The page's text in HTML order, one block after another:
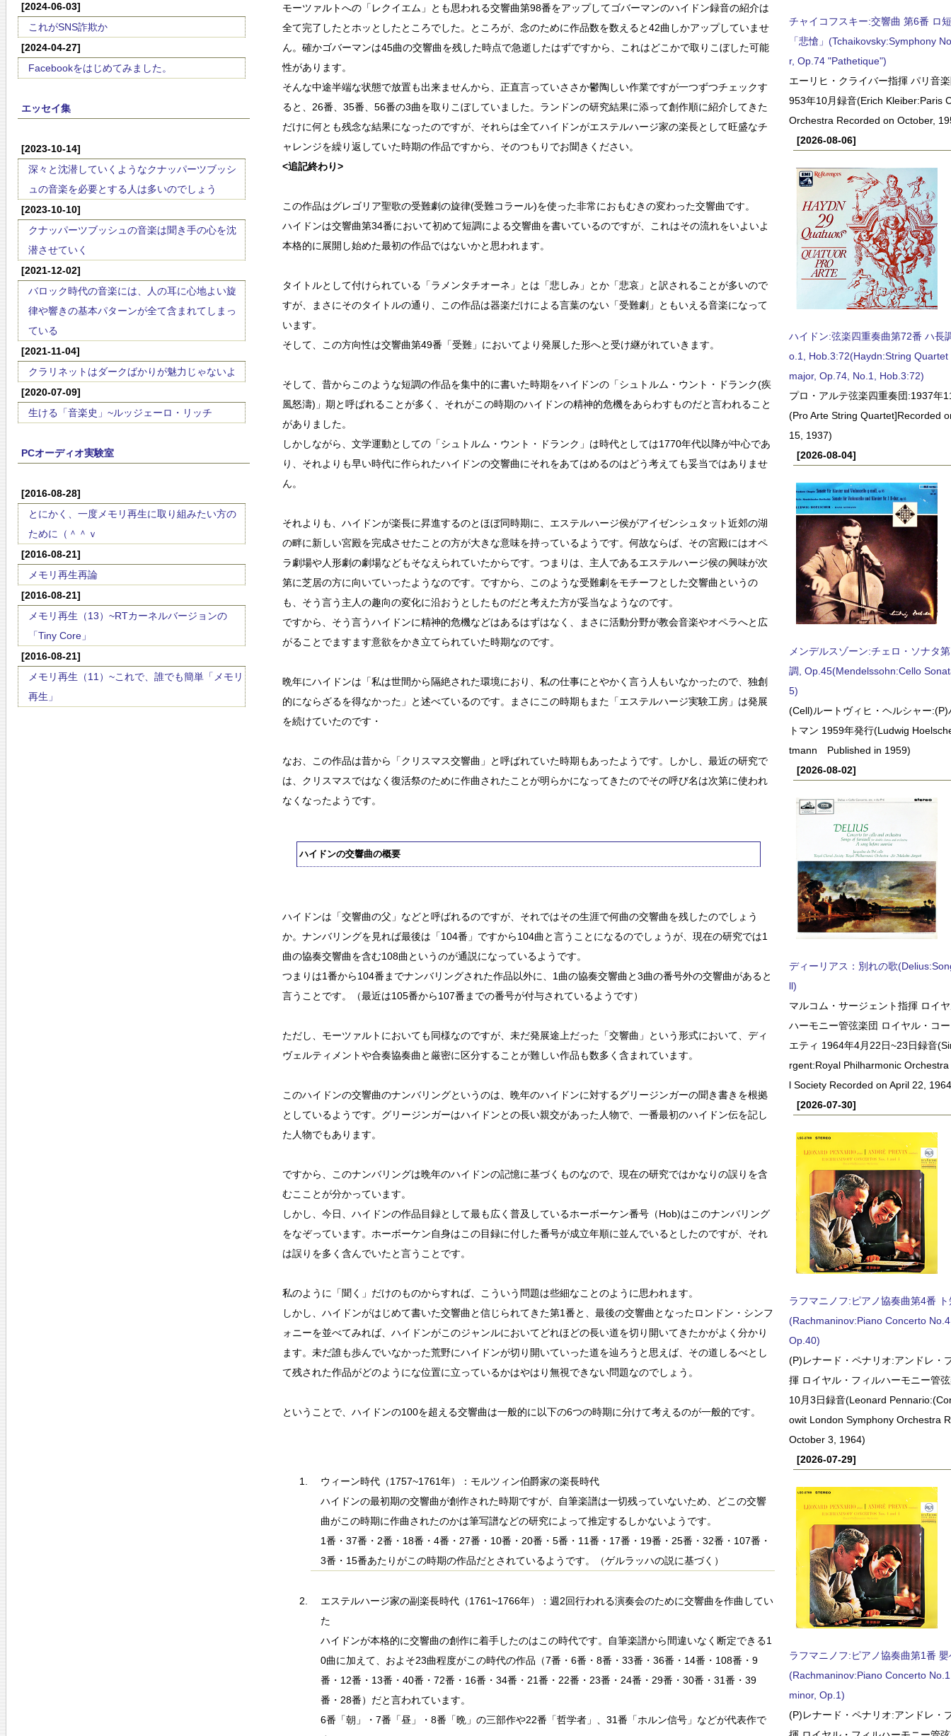
[2024-06-03]
これがSNS詐欺か
[2024-04-27]
Facebookをはじめてみました。
エッセイ集
[2023-10-14]
深々と沈潜していくようなクナッパーツブッシ
ュの音楽を必要とする人は多いのでしょう
[2023-10-10]
クナッパーツブッシュの音楽は聞き手の心を沈
潜させていく
[2021-12-02]
バロック時代の音楽には、人の耳に心地よい旋
律や響きの基本パターンが全て含まれてしまっ
ている
[2021-11-04]
クラリネットはダークばかりが魅力じゃないよ
[2020-07-09]
生ける「音楽史」~ルッジェーロ・リッチ
PCオーディオ実験室
[2016-08-28]
とにかく、一度メモリ再生に取り組みたい方の
ために（＾＾ｖ
[2016-08-21]
メモリ再生再論
[2016-08-21]
メモリ再生（13）~RTカーネルバージョンの
「Tiny Core」
[2016-08-21]
メモリ再生（11）~これで、誰でも簡単「メモリ
再生」
モーツァルトへの「レクイエム」とも思われる交響曲第98番をアップしてゴバーマンのハイドン録音の紹介は
全て完了したとホッとしたところでした。ところが、念のために作品数を数えると42曲しかアップしていませ
ん。確かゴバーマンは45曲の交響曲を残した時点で急逝したはずですから、これはどこかで取りこぼした可能
性があります。
そんな中途半端な状態で放置も出来ませんから、正直言っていささか鬱陶しい作業ですが一つずつチェックす
ると、26番、35番、56番の3曲を取りこぼしていました。ランドンの研究結果に添って創作順に紹介してきた
だけに何とも残念な結果になったのですが、それらは全てハイドンがエステルハージ家の楽長として旺盛なチ
ャレンジを繰り返していた時期の作品ですから、そのつもりでお聞きください。
<追記終わり>
この作品はグレゴリア聖歌の受難劇の旋律(受難コラール)を使った非常におもむきの変わった交響曲です。
ハイドンは交響曲第34番において初めて短調による交響曲を書いているのですが、これはその流れをいよいよ
本格的に展開し始めた最初の作品ではないかと思われます。
タイトルとして付けられている「ラメンタチオーネ」とは「悲しみ」とか「悲哀」と訳されることが多いので
すが、まさにそのタイトルの通り、この作品は器楽だけによる言葉のない「受難劇」ともいえる音楽になって
います。
そして、この方向性は交響曲第49番「受難」においてより発展した形へと受け継がれていきます。
そして、昔からこのような短調の作品を集中的に書いた時期をハイドンの「シュトルム・ウント・ドランク(疾
風怒濤)」期と呼ばれることが多く、それがこの時期のハイドンの精神的危機をあらわすものだと言われること
がありました。
しかしながら、文学運動としての「シュトルム・ウント・ドランク」は時代としては1770年代以降が中心であ
り、それよりも早い時代に作られたハイドンの交響曲にそれをあてはめるのはどう考えても妥当ではありませ
ん。
それよりも、ハイドンが楽長に昇進するのとほぼ同時期に、エステルハージ侯がアイゼンシュタット近郊の湖
の畔に新しい宮殿を完成させたことの方が大きな意味を持っているようです。何故ならば、その宮殿にはオペ
ラ劇場や人形劇の劇場などもそなえられていたからです。つまりは、主人であるエステルハージ侯の興味が次
第に芝居の方に向いていったようなのです。ですから、このような受難劇をモチーフとした交響曲というの
も、そう言う主人の趣向の変化に沿おうとしたものだと考えた方が妥当なようなのです。
ですから、そう言うハイドンに精神的危機などはあるはずはなく、まさに活動分野が教会音楽やオペラへと広
がることでますます意欲をかき立てられていた時期なのです。
晩年にハイドンは「私は世間から隔絶された環境におり、私の仕事にとやかく言う人もいなかったので、独創
的にならざるを得なかった」と述べているのです。まさにこの時期もまた「エステルハージ実験工房」は発展
を続けていたのです・
なお、この作品は昔から「クリスマス交響曲」と呼ばれていた時期もあったようです。しかし、最近の研究で
は、クリスマスではなく復活祭のために作曲されたことが明らかになってきたのでその呼び名は次第に使われ
なくなったようです。
ハイドンの交響曲の概要
ハイドンは「交響曲の父」などと呼ばれるのですが、それではその生涯で何曲の交響曲を残したのでしょう
か。ナンバリングを見れば最後は「104番」ですから104曲と言うことになるのでしょうが、現在の研究では1
曲の協奏交響曲を含む108曲というのが通説になっているようです。
つまりは1番から104番までナンバリングされた作品以外に、1曲の協奏交響曲と3曲の番号外の交響曲があると
言うことです。（最近は105番から107番までの番号が付与されているようです）
ただし、モーツァルトにおいても同様なのですが、未だ発展途上だった「交響曲」という形式において、ディ
ヴェルティメントや合奏協奏曲と厳密に区分することが難しい作品も数多く含まれています。
このハイドンの交響曲のナンバリングというのは、晩年のハイドンに対するグリージンガーの聞き書きを根拠
としているようです。グリージンガーはハイドンとの長い親交があった人物で、一番最初のハイドン伝を記し
た人物でもあります。
ですから、このナンバリングは晩年のハイドンの記憶に基づくものなので、現在の研究ではかなりの誤りを含
むこことが分かっています。
しかし、今日、ハイドンの作品目録として最も広く普及しているホーボーケン番号（Hob)はこのナンバリング
をなぞっています。ホーボーケン自身はこの目録に付した番号が成立年順に並んでいるとしたのですが、それ
は誤りを多く含んでいたと言うことです。
私のように「聞く」だけのものからすれば、こういう問題は些細なことのように思われます。
しかし、ハイドンがはじめて書いた交響曲と信じられてきた第1番と、最後の交響曲となったロンドン・シンフ
ォニーを並べてみれば、ハイドンがこのジャンルにおいてどれほどの長い道を切り開いてきたかがよく分かり
ます。未だ誰も歩んでいなかった荒野にハイドンが切り開いていった道を辿ろうと思えば、その道しるべとし
て残された作品がどのようにな位置に立っているかはやはり無視できない問題なのでしょう。
ということで、ハイドンの100を超える交響曲は一般的に以下の6つの時期に分けて考えるのが一般的です。
ウィーン時代（1757~1761年）：モルツィン伯爵家の楽長時代
ハイドンの最初期の交響曲が創作された時期ですが、自筆楽譜は一切残っていないため、どこの交響
曲がこの時期に作曲されたのかは筆写譜などの研究によって推定するしかないようです。
1番・37番・2番・18番・4番・27番・10番・20番・5番・11番・17番・19番・25番・32番・107番・
3番・15番あたりがこの時期の作品だとされているようです。（ゲルラッハの説に基づく）
エステルハージ家の副楽長時代（1761~1766年）：週2回行われる演奏会のために交響曲を作曲してい
た
ハイドンが本格的に交響曲の創作に着手したのはこの時代です。自筆楽譜から間違いなく断定できる1
0曲に加えて、およそ23曲程度がこの時代の作品（7番・6番・8番・33番・36番・14番・108番・9
番・12番・13番・40番・72番・16番・34番・21番・22番・23番・24番・29番・30番・31番・39
番・28番）だと言われています。
6番「朝」・7番「昼」・8番「晩」の三部作や22番「哲学者」、31番「ホルン信号」などが代表作で
チャイコフスキー:交響曲 第6番 ロ
「悲愴」(Tchaikovsky:Symphony
r, Op.74 "Pathetique")
エーリヒ・クライバー指揮 パリ音
953年10月録音(Erich Kleiber:Paris
Orchestra Recorded on October,
[2026-08-06]
ハイドン:弦楽四重奏曲第72番 ハ長
o.1, Hob.3:72(Haydn:String Quartet
major, Op.74, No.1, Hob.3:72)
プロ・アルテ弦楽四重奏団:1937年
(Pro Arte String Quartet]Recorded
15, 1937)
[2026-08-04]
メンデルスゾーン:チェロ・ソナタ
調, Op.45(Mendelssohn:Cello
5)
(Cell)ルートヴィヒ・ヘルシャー
トマン 1959年発行(Ludwig
tmann Published in 1959)
[2026-08-02]
ディーリアス：別れの歌
ll)
マルコム・サージェント指揮 ロイ
ハーモニー管弦楽団 ロイヤル・コ
エティ 1964年4月22日~23日録音
rgent:Royal Philharmonic
l Society Recorded on April 22,
[2026-07-30]
ラフマニノフ:ピアノ協奏曲第4番
(Rachmaninov:Piano Concerto
Op.40)
(P)レナード・ペナリオ:アンドレ・
揮 ロイヤル・フィルハーモニー管
10月3日録音(Leonard
owit London Symphony Orchestra
October 3, 1964)
[2026-07-29]
ラフマニノフ:ピアノ協奏曲第1番
(Rachmaninov:Piano Concerto
minor, Op.1)
(P)レナード・ペナリオ:アンドレ・